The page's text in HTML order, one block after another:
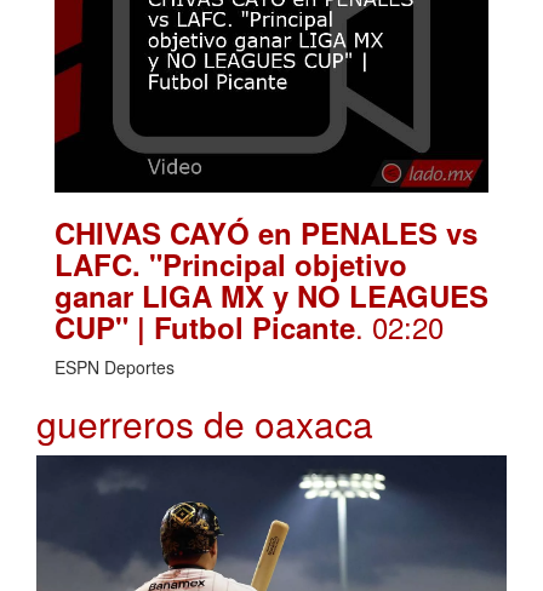
CHIVAS CAYÓ en PENALES vs
LAFC. "Principal objetivo
ganar LIGA MX y NO LEAGUES
CUP" | Futbol Picante. 02:20
ESPN Deportes
guerreros de oaxaca